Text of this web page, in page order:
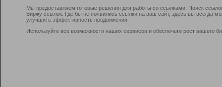
Мы предоставляем готовые решения для работы со ссылками: Поиск
Биржу ссылок. Где бы не появились ссылки на ваш сайт, здесь вы всегда
улучшить эффективность продвижения.
Используйте все возможности наших сервисов и обеспечьте рост вашего